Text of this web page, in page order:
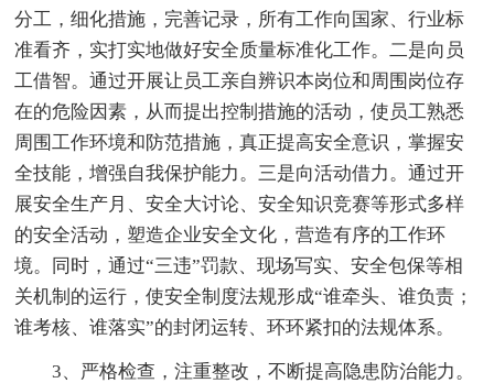
分工，细化措施，完善记录，所有工作向国家、行业标
准看齐，实打实地做好安全质量标准化工作。二是向员
工借智。通过开展让员工亲自辨识本岗位和周围岗位存
在的危险因素，从而提出控制措施的活动，使员工熟悉
周围工作环境和防范措施，真正提高安全意识，掌握安
全技能，增强自我保护能力。三是向活动借力。通过开
展安全生产月、安全大讨论、安全知识竞赛等形式多样
的安全活动，塑造企业安全文化，营造有序的工作环
境。同时，通过“三违”罚款、现场写实、安全包保等相
关机制的运行，使安全制度法规形成“谁牵头、谁负责；
谁考核、谁落实”的封闭运转、环环紧扣的法规体系。
3、严格检查，注重整改，不断提高隐患防治能力。